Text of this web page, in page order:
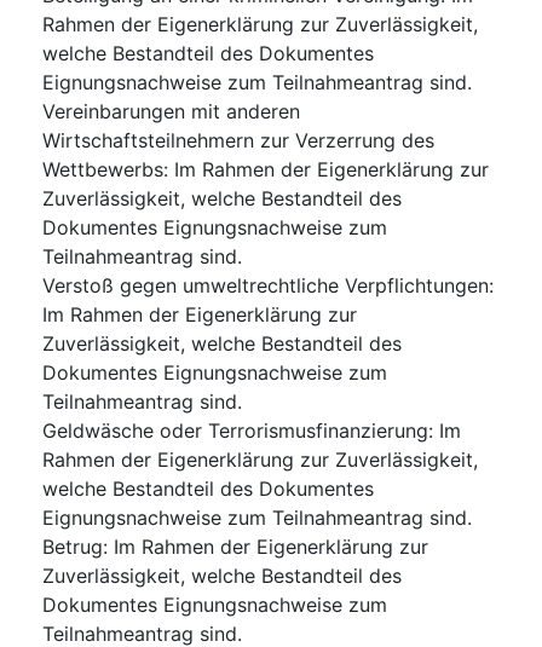
Rahmen der Eigenerklärung zur Zuverlässigkeit,
welche Bestandteil des Dokumentes
Eignungsnachweise zum Teilnahmeantrag sind.
Vereinbarungen mit anderen
Wirtschaftsteilnehmern zur Verzerrung des
Wettbewerbs: Im Rahmen der Eigenerklärung zur
Zuverlässigkeit, welche Bestandteil des
Dokumentes Eignungsnachweise zum
Teilnahmeantrag sind.
Verstoß gegen umweltrechtliche Verpflichtungen:
Im Rahmen der Eigenerklärung zur
Zuverlässigkeit, welche Bestandteil des
Dokumentes Eignungsnachweise zum
Teilnahmeantrag sind.
Geldwäsche oder Terrorismusfinanzierung: Im
Rahmen der Eigenerklärung zur Zuverlässigkeit,
welche Bestandteil des Dokumentes
Eignungsnachweise zum Teilnahmeantrag sind.
Betrug: Im Rahmen der Eigenerklärung zur
Zuverlässigkeit, welche Bestandteil des
Dokumentes Eignungsnachweise zum
Teilnahmeantrag sind.